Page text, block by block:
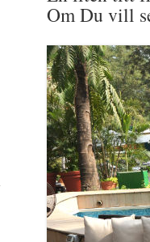
Om Du vill